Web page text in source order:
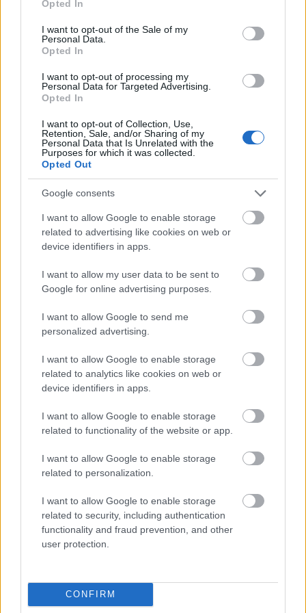
use your data for below specified purposes in below Google
consent section.
Opted In
I want to opt-out of the Sale of my
Personal Data.
Opted In
I want to opt-out of processing my
Personal Data for Targeted Advertising.
Opted In
I want to opt-out of Collection, Use,
Retention, Sale, and/or Sharing of my
Personal Data that Is Unrelated with the
Purposes for which it was collected.
Opted Out
Google consents
I want to allow Google to enable storage
related to advertising like cookies on web or
device identifiers in apps.
I want to allow my user data to be sent to
Google for online advertising purposes.
I want to allow Google to send me
personalized advertising.
I want to allow Google to enable storage
related to analytics like cookies on web or
device identifiers in apps.
I want to allow Google to enable storage
related to functionality of the website or app.
I want to allow Google to enable storage
related to personalization.
I want to allow Google to enable storage
related to security, including authentication
functionality and fraud prevention, and other
user protection.
CONFIRM
Pokorny Lia és Scherer Péter Comet-
szinhaz szerk.•2017. december 09.
együttesekre kalibrált elismerést néhány éve
színészek is elnyerhetik. Pokorny Lia idén duplázott.
Pokorny Lia: „Olyan ez a darab,
szinhaz szerk.•2017. október 02.